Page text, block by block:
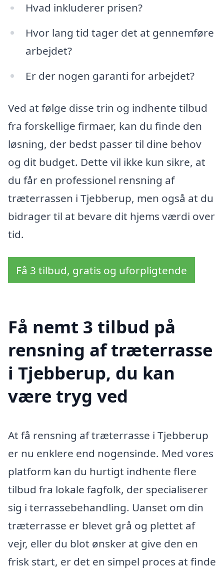
Hvad inkluderer prisen?
Hvor lang tid tager det at gennemføre
arbejdet?
Er der nogen garanti for arbejdet?
Ved at følge disse trin og indhente tilbud
fra forskellige firmaer, kan du finde den
løsning, der bedst passer til dine behov
og dit budget. Dette vil ikke kun sikre, at
du får en professionel rensning af
træterrassen i Tjebberup, men også at du
bidrager til at bevare dit hjems værdi over
tid.
Få 3 tilbud, gratis og uforpligtende
Få nemt 3 tilbud på
rensning af træterrasse
i Tjebberup, du kan
være tryg ved
At få rensning af træterrasse i Tjebberup
er nu enklere end nogensinde. Med vores
platform kan du hurtigt indhente flere
tilbud fra lokale fagfolk, der specialiserer
sig i terrassebehandling. Uanset om din
træterrasse er blevet grå og plettet af
vejr, eller du blot ønsker at give den en
frisk start, er det en simpel proces at finde